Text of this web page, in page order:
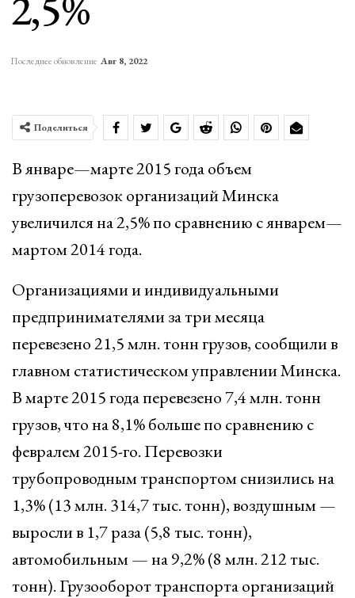
Последнее обновление Авг 8, 2022
Поделиться
В январе—марте 2015 года объем
грузоперевозок организаций Минска
увеличился на 2,5% по сравнению с январем—
мартом 2014 года.
Организациями и индивидуальными
предпринимателями за три месяца
перевезено 21,5 млн. тонн грузов, сообщили в
главном статистическом управлении Минска.
В марте 2015 года перевезено 7,4 млн. тонн
грузов, что на 8,1% больше по сравнению с
февралем 2015-го. Перевозки
трубопроводным транспортом снизились на
1,3% (13 млн. 314,7 тыс. тонн), воздушным —
выросли в 1,7 раза (5,8 тыс. тонн),
автомобильным — на 9,2% (8 млн. 212 тыс.
тонн). Грузооборот транспорта организаций